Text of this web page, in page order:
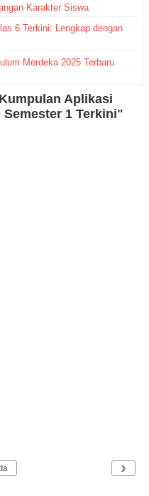
Karakter Siswa
6 Terkini: Lengkap dengan
Merdeka 2025 Terbaru
Aplikasi
Semester 1 Terkini"
›